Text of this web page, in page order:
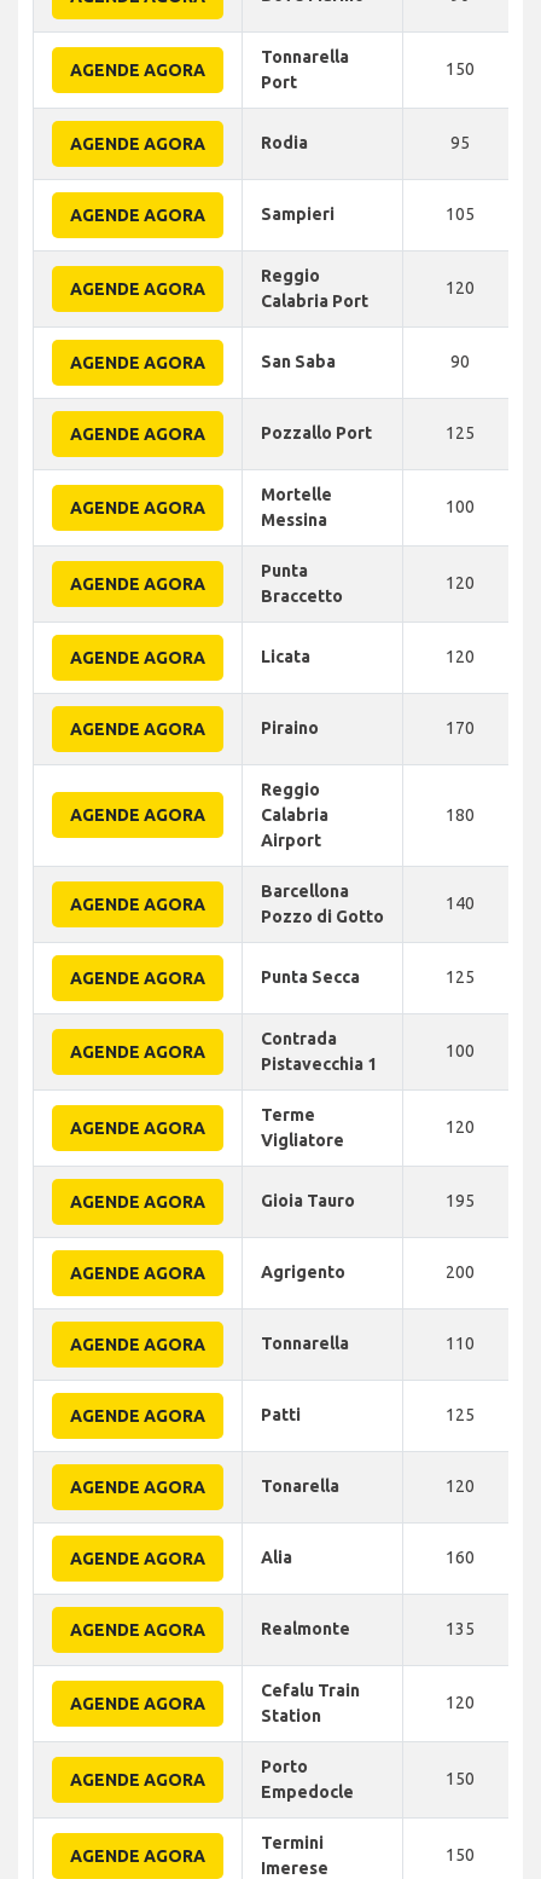
AGENDE AGORA
Tonnarella
Port
150
AGENDE AGORA Rodia 95
AGENDE AGORA Sampieri 105
AGENDE AGORA
Reggio
Calabria Port
120
AGENDE AGORA San Saba 90
AGENDE AGORA Pozzallo Port 125
AGENDE AGORA
Mortelle
Messina
100
AGENDE AGORA
Punta
Braccetto
120
AGENDE AGORA Licata 120
AGENDE AGORA Piraino 170
AGENDE AGORA
Reggio
Calabria
Airport
180
AGENDE AGORA
Barcellona
Pozzo di Gotto
140
AGENDE AGORA Punta Secca 125
AGENDE AGORA
Contrada
Pistavecchia 1
100
AGENDE AGORA
Terme
Vigliatore
120
AGENDE AGORA Gioia Tauro 195
AGENDE AGORA Agrigento 200
AGENDE AGORA Tonnarella 110
AGENDE AGORA Patti 125
AGENDE AGORA Tonarella 120
AGENDE AGORA Alia 160
AGENDE AGORA Realmonte 135
AGENDE AGORA
Cefalu Train
Station
120
AGENDE AGORA
Porto
Empedocle
150
AGENDE AGORA
Termini
Imerese
150